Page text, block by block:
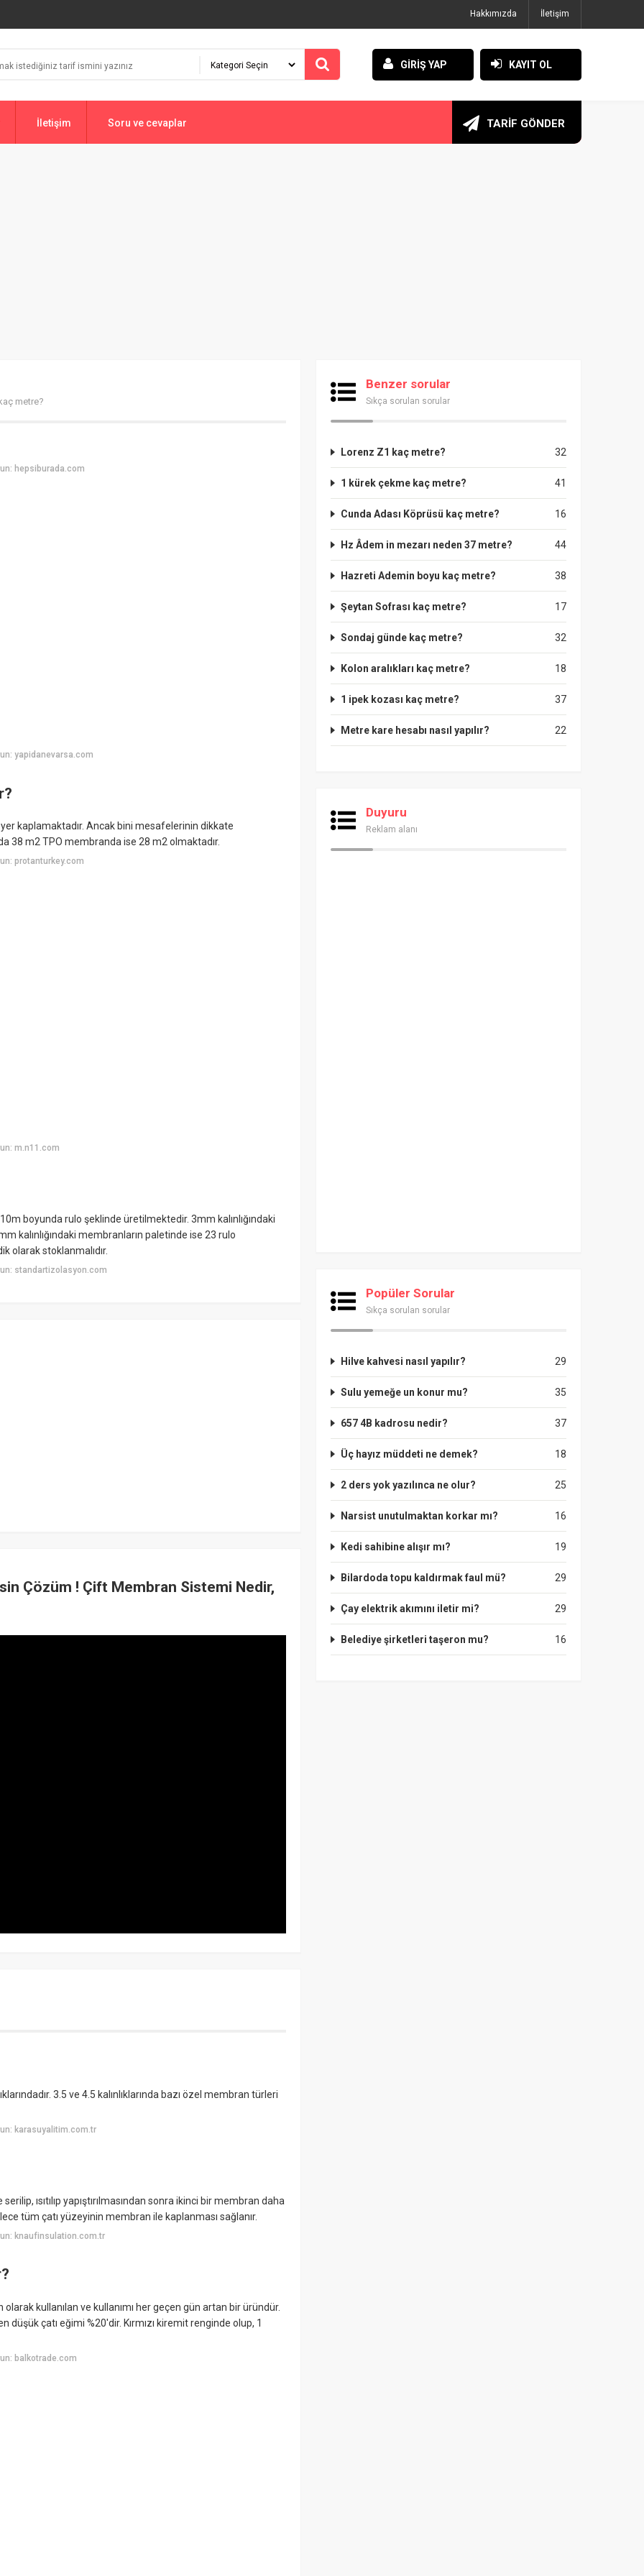
Hakkımızda İletişim
GİRİŞ YAP KAYIT OL
İletişim Soru ve cevaplar TARİF GÖNDER
metre?
hepsiburada.com
yapidanevarsa.com
kaplamaktadır. Ancak bini mesafelerinin dikkate
38 m2 TPO membranda ise 28 m2 olmaktadır.
protanturkey.com
m.n11.com
boyunda rulo şeklinde üretilmektedir. 3mm kalınlığındaki
kalınlığındaki membranların paletinde ise 23 rulo
olarak stoklanmalıdır.
standartizolasyon.com
Çözüm ! Çift Membran Sistemi Nedir,
3.5 ve 4.5 kalınlıklarında bazı özel membran türleri
karasuyalitim.com.tr
ısıtılıp yapıştırılmasından sonra ikinci bir membran daha
tüm çatı yüzeyinin membran ile kaplanması sağlanır.
knaufinsulation.com.tr
kullanılan ve kullanımı her geçen gün artan bir üründür.
çatı eğimi %20'dir. Kırmızı kiremit renginde olup, 1
balkotrade.com
Benzer sorular
Sıkça sorulan sorular
32
Lorenz Z1 kaç metre?
41
1 kürek çekme kaç metre?
16
Cunda Adası Köprüsü kaç metre?
44
Hz Âdem in mezarı neden 37 metre?
38
Hazreti Ademin boyu kaç metre?
17
Şeytan Sofrası kaç metre?
32
Sondaj günde kaç metre?
18
Kolon aralıkları kaç metre?
37
1 ipek kozası kaç metre?
22
Metre kare hesabı nasıl yapılır?
Duyuru
Reklam alanı
Popüler Sorular
Sıkça sorulan sorular
29
Hilve kahvesi nasıl yapılır?
35
Sulu yemeğe un konur mu?
37
657 4B kadrosu nedir?
18
Üç hayız müddeti ne demek?
25
2 ders yok yazılınca ne olur?
16
Narsist unutulmaktan korkar mı?
19
Kedi sahibine alışır mı?
29
Bilardoda topu kaldırmak faul mü?
29
Çay elektrik akımını iletir mi?
16
Belediye şirketleri taşeron mu?